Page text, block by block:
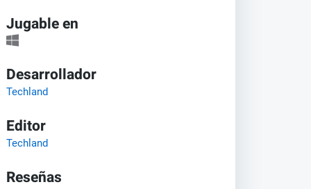
Jugable en
Desarrollador
Techland
Editor
Techland
Reseñas